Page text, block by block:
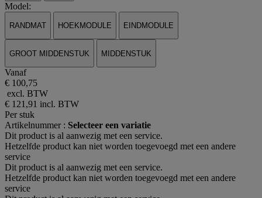
Model:
RANDMAT HOEKMODULE EINDMODULE
GROOT MIDDENSTUK MIDDENSTUK
Vanaf
€ 100,75
excl. BTW
€ 121,91 incl. BTW
Per stuk
Artikelnummer : Selecteer een variatie
Dit product is al aanwezig met een service.
Hetzelfde product kan niet worden toegevoegd met een andere
service
Dit product is al aanwezig met een service.
Hetzelfde product kan niet worden toegevoegd met een andere
service